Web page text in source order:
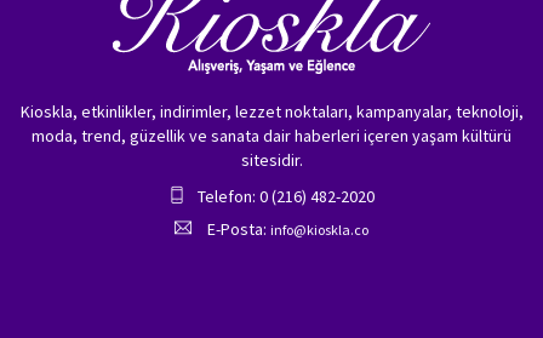
Kioskla, etkinlikler, indirimler, lezzet noktaları, kampanyalar, teknoloji,
moda, trend, güzellik ve sanata dair haberleri içeren yaşam kültürü
sitesidir.
Telefon: 0 (216) 482-2020
E-Posta: info@kioskla.co